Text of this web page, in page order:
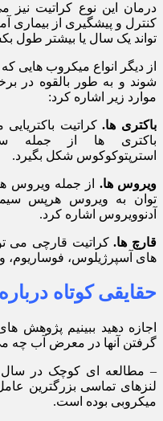
درمان این نوع کراتیت نیز
کنترل و پیشگیری از بیماری
تواند یک سال یا بیشتر طول
از دیگر انواع میکروب
شوند و به طور بالقوه در
موارد زیر اشاره کرد:
باکتری ها.کراتیت باکتریایی
باکتری ها از جمله
استرپتوکوکوس شکل بگیرد.
ویروس ها. از جمله ویروس
توان به ویروس هرپس
آدنوویروس اشاره کرد.
قارچ ها.کراتیت قارچی می
های آسپرژیلوس، فوساریوم، و
حقایقی کوتاه
اجازه دهید ببینیم پژوهش
گرفتن آنها در معرض آب چه
لنزهای تماسی بزرگترین
میکروبی بوده است.